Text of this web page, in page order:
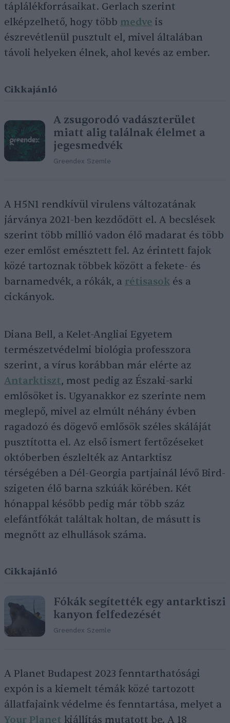
táplálékforrásaikat. Gerlach szerint
elképzelhető, hogy több medve is
észrevétlenül pusztult el, mivel általában
távoli helyeken élnek, ahol kevés az ember.
Cikkajánló
A zsugorodó vadászterület
miatt alig találnak élelmet a
jegesmedvék
Greendex Szemle
A H5N1 rendkívül virulens változatának
járványa 2021-ben kezdődött el. A becslések
szerint több millió vadon élő madarat és több
ezer emlőst emésztett fel. Az érintett fajok
közé tartoznak többek között a fekete- és
barnamedvék, a rókák, a rétisasok és a
cickányok.
Diana Bell, a Kelet-Angliai Egyetem
természetvédelmi biológia professzora
szerint, a vírus korábban már elérte az
Antarktiszt, most pedig az Északi-sarki
emlősöket is. Ugyanakkor ez szerinte nem
meglepő, mivel az elmúlt néhány évben
ragadozó és dögevő emlősök széles skáláját
pusztította el. Az első ismert fertőzéseket
októberben észlelték az Antarktisz
térségében a Dél-Georgia partjainál lévő Bird-
szigeten élő barna szkúák körében. Két
hónappal később pedig már több száz
elefántfókát találtak holtan, de másutt is
megnőtt az elhullások száma.
Cikkajánló
Fókák segítették egy antarktiszi
kanyon felfedezését
Greendex Szemle
A Planet Budapest 2023 fenntarthatósági
expón is a kiemelt témák közé tartozott
állatfajaink védelme és fenntartása, melyet a
Your Planet kiállítás mutatott be. A 18